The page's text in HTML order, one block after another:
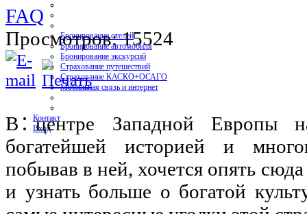
Бронирование отелей
Бронирование автомобиля
Бронирование экскурсий
Страхование путешествий
Страхование КАСКО+ОСАГО
Мобильная связь и интернет
Контакт
Вход
FAQ
Просмотров: 15524
В центре Западной Европы
богатейшей историей и
побывав в ней, хочется опять
и узнать больше о богатой